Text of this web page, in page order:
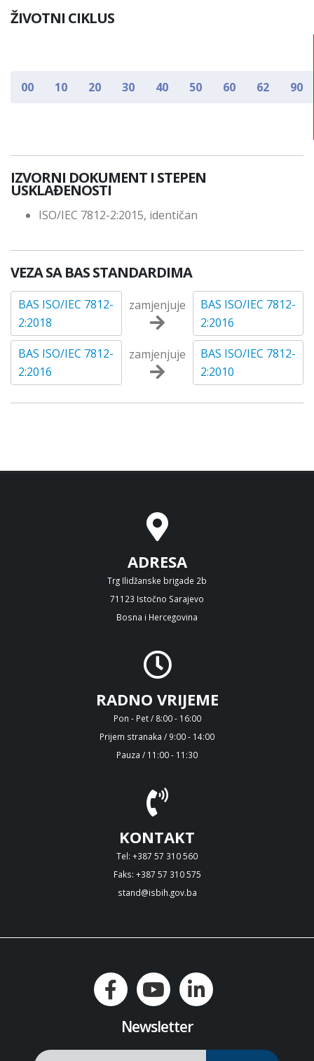
ŽIVOTNI CIKLUS
00 10 20 30 40 50 60 62 90
IZVORNI DOKUMENT I STEPEN
USKLAĐENOSTI
ISO/IEC 7812-2:2015, identičan
VEZA SA BAS STANDARDIMA
BAS ISO/IEC 7812-
2:2018
zamjenjuje
BAS ISO/IEC 7812-
2:2016
BAS ISO/IEC 7812-
2:2016
zamjenjuje
BAS ISO/IEC 7812-
2:2010
ADRESA
Trg Ilidžanske brigade 2b
71123 Istočno Sarajevo
Bosna i Hercegovina
RADNO VRIJEME
Pon - Pet / 8:00 - 16:00
Prijem stranaka / 9:00 - 14:00
Pauza / 11:00 - 11:30
KONTAKT
Tel: +387 57 310 560
Faks: +387 57 310 575
stand@isbih.gov.ba
Newsletter